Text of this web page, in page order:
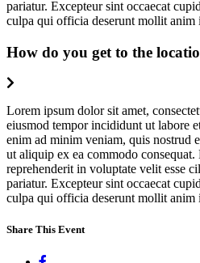
pariatur. Excepteur sint occaecat
culpa qui officia deserunt mollit anim
How do you get to the
Lorem ipsum dolor sit amet,
eiusmod tempor incididunt ut labore
enim ad minim veniam, quis nostrud
ut aliquip ex ea commodo
reprehenderit in voluptate velit esse
pariatur. Excepteur sint occaecat
culpa qui officia deserunt mollit anim
Share This Event